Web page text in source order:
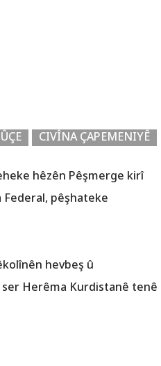
CIVÎNA ÇAPEMENIYÊ
hêzên Pêşmerge kirî
pêşhateke
hevbeş û
Herêma Kurdistanê tenê